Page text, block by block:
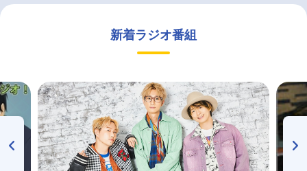
新着ラジオ番組